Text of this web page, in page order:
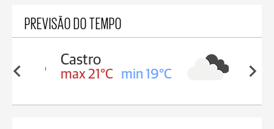
PREVISÃO DO TEMPO
19°C max 21°C min 18°C